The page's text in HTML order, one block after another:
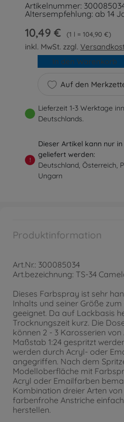
Artikelnummer:
Altersempfehlung: ab 14
10,49 € 1 l = 104,90 €
inkl. MwSt. zzgl.
Auf den
In den Warenkorb
Lieferzeit 1-3 Werktage
Deutschlands.
!
Dieser Artikel kann nur
geliefert werden:
Deutschland, Österreich,
Ungarn
Produktinformation
Art.Nr.: 300085034
Art.bezeichnung: TS-34
Dieses Farbspray ist sehr
Inhalts und seiner Größe
geeignet. Da auf Lackbasis
Trocknungszeit kurz. Die
können 2 - 3 Karosserien
Maßstab 1:24 gespritzt
werden durch Acryl- oder
angegriffen. Nach dem
Modelloberfläche mit
Acryl oder Emailfarben
Kombination dreier Arten
farbenfrohe Anstriche
herstellen.